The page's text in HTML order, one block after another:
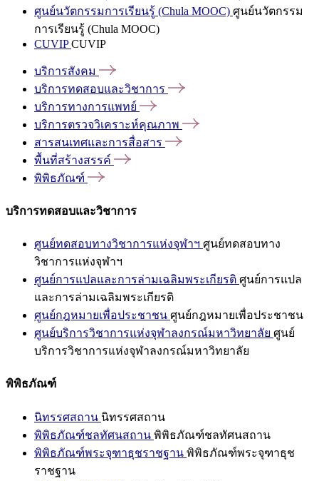
ศูนย์นวัตกรรมการเรียนรู้ (Chula MOOC) ศูนย์นวัตกรรม
การเรียนรู้ (Chula MOOC)
CUVIPCUVIP
บริการสังคม
บริการทดสอบและวิชาการ
บริการทางการแพทย์
บริการตรวจวิเคราะห์คุณภาพ
สารสนเทศและการสื่อสาร
พื้นที่สร้างสรรค์
พิพิธภัณฑ์
บริการทดสอบและวิชาการ
ศูนย์ทดสอบทางวิชาการแห่งจุฬาฯ ศูนย์ทดสอบทาง
วิชาการแห่งจุฬาฯ
ศูนย์การแปลและการล่ามเฉลิมพระเกียรติ ศูนย์การแปล
และการล่ามเฉลิมพระเกียรติ
ศูนย์กฎหมายเพื่อประชาชน ศูนย์กฎหมายเพื่อประชาชน
ศูนย์บริการวิชาการแห่งจุฬาลงกรณ์มหาวิทยาลัย ศูนย์
บริการวิชาการแห่งจุฬาลงกรณ์มหาวิทยาลัย
พิพิธภัณฑ์
นิทรรศสถาน นิทรรศสถาน
พิพิธภัณฑ์ชลทัศนสถาน พิพิธภัณฑ์ชลทัศนสถาน
พิพิธภัณฑ์พระจุฑาธุชราชฐาน พิพิธภัณฑ์พระจุฑาธุช
ราชฐาน